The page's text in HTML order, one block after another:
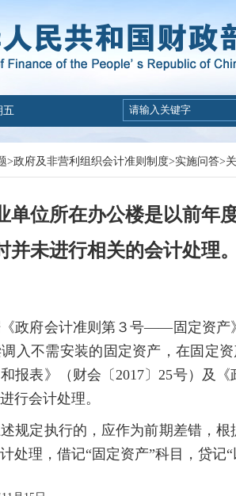
五
>政府及非营利组织会计准则制度>实施问答>
单位所在办公楼是以前年
并未进行相关的会计处理
政府会计准则第３号——固定资产
入不需安装的固定资产，在固定
报表》（财会〔2017〕25号）及
行会计处理。
规定执行的，应作为前期差错，
处理，借记“固定资产”科目，贷记